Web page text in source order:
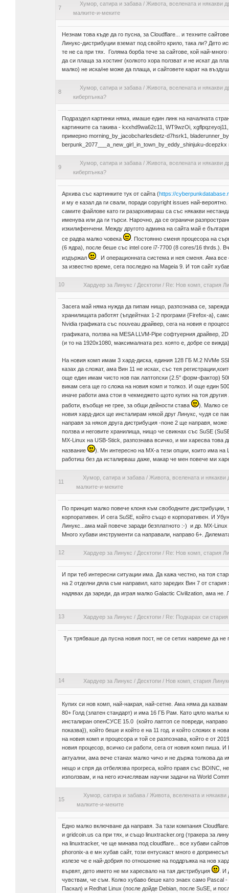
7
Хумор, сатира и забава / Живота, вселената и някакви
малките-и-меките
Незнам това къде да го пусна, за Cloudflare... и техните
Линукс-дистрибуции вземат под свойто крило, така ли?
те не са при тях. Голяма борба тече за сайтове, кой най-
да си плаща за хостинг (колкото хора ползват и не искат да
малко) не иска/не може да плаща, и сайтовете карат на
8
Хумор, сатира и забава / Живота, вселената и някакви
киберпънка?
Подраздел картинки няма, имаше един линк на началната
картинките са такива - kxxhd9wa62c11, WT9wzOi,
примерно morning_by_jacobcharlesdietz-d7hsrk1,
berpunk_2077___a_new_girl_in_town_by_eddy_shinjuku-
9
Хумор, сатира и забава / Живота, вселената и някакви
киберпънка?
Архива със картинките тук от сайта (https://
и му е казал да ги свали, поради copyright issues най-
самите файлове като ги разархивираш са със някакви
именува или да ги търси. Нарочно, да се ограничи
изкилифенчени. Между другото админа на сайта май е
се радва малко човека
. Постоянно сменя процесора на
(6 ядра), после беше със intel core i7-7700 (8 cores/16 thrds.).
издържал
. И операционната система и нея сменя. Ама все
за известно време, сега последно на Mageia 9. И тоя сайт
10 Хардуер за Линукс / Десктопи/ Re: Нов комп, стария
Засега май няма нужда да пипам нищо, разпознава се,
хранилищата работят (ъпдейтнах 1-2 програми {Firefox-a},
Nvidia графиката със nouveau драйвер, сега на новия е
графиката, ползва на MESA LLVM-Pipe софтуерния драйвер,
(и то на 1920х1080, максималната рез. която е, добре се
На новия комп имам 3 хард-диска, единия 128 ГБ М.2 NVMe
казах да сложат, ама Вин 11 не исках, със тея
още един имам чисто нов пак лаптопски (2.5" форм-фактор)
викам сега ще го сложа на новия комп и толкоз. И още един
иначе работи ама стои в чекмеджето щото купих на тоя
работи, въобще не грее, за общи дейности става
). Малко се
новия хард-диск ще инсталирам някой друг Линукс, чудя се
направя за някоя друга дистрибуция -поне 2 ще направя,
ползва и неговите хранилища, нищо че свикнах със SuSE
MX-Linux на USB-Stick, разпознава всичко, и ми харесва това
название
). Мн интересно на MX-a тези опции, които има
работиш без да исталирваш даже, макар че мен повече ми
11
Хумор, сатира и забава / Живота, вселената и някакви
малките-и-меките
По принцип малко повече клоня към свободните
корпоративен. И сега SuSE, който също е корпоративен. И
Линукс...ама май повече заради безплатното :-) и др. MX-
Много хубави инструменти са направали, направо 6+.
12 Хардуер за Линукс / Десктопи/ Re: Нов комп, стария
И при теб интересни ситуации има. Да кажа честно, на тоя
на 2 отделни дяла съм направил, като заредих Вин 7 от
надявах да зареди, да играя малко Galactic Civilization, aма не.
13 Хардуер за Линукс / Десктопи/ Re: Подкарах си
Тук трябваше да пусна новия пост, не се сетих навреме да не
14 Хардуер за Линукс / Десктопи/ Нов комп, стария
Купих си нов комп, най-накрая, най-сетне. Ама няма да
80+ Голд (златен стандарт) и има 16 ГБ Рам. Като цяло малък
инсталиран опенСУСЕ 15.0 (който лаптоп се повреди,
показва}), който беше и който е на 11 год. и който сложих в
на новия комп и процесора и той се разпознава, който е от
новия процесор, всичко си работи, сега от новия комп пиша.
актуални, ама вече станах малко чичо и не държа толкова да
нещо и спря да отбелязва прогреса, който правя със BOINC,
използвам, и на него изчислявам научни задачи на World
15
Хумор, сатира и забава / Живота, вселената и някакви
малките-и-меките
Едно малко включване да направя. За тази компания
и gridcoin.us са при тях, и също linuxtracker.org (тракера за
на linuxtracker, че ще минава под cloudflare... все хубави
phoronix-а е мн хубав сайт, този ентусиаст много е
излезе че е най-добрия по отношение на поддръжка на нов
вървят, дето името не ми харесвало на тая дистрибуция
. И
чувствам, че съм. Колко хубаво беше като знаех само Pascal
Паскал) и Redhat Linux (после дойде Debian, после SuSE, и